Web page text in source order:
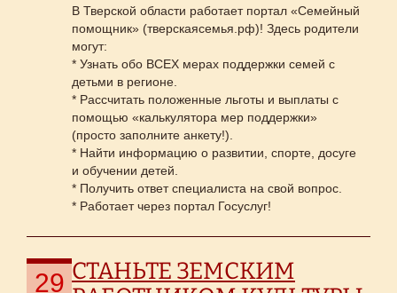
В Тверской области работает портал «Семейный
помощник» (тверскаясемья.рф)! Здесь родители
могут:
* Узнать обо ВСЕХ мерах поддержки семей с
детьми в регионе.
* Рассчитать положенные льготы и выплаты с
помощью «калькулятора мер поддержки»
(просто заполните анкету!).
* Найти информацию о развитии, спорте, досуге
и обучении детей.
* Получить ответ специалиста на свой вопрос.
* Работает через портал Госуслуг!
29 СТАНЬТЕ ЗЕМСКИМ